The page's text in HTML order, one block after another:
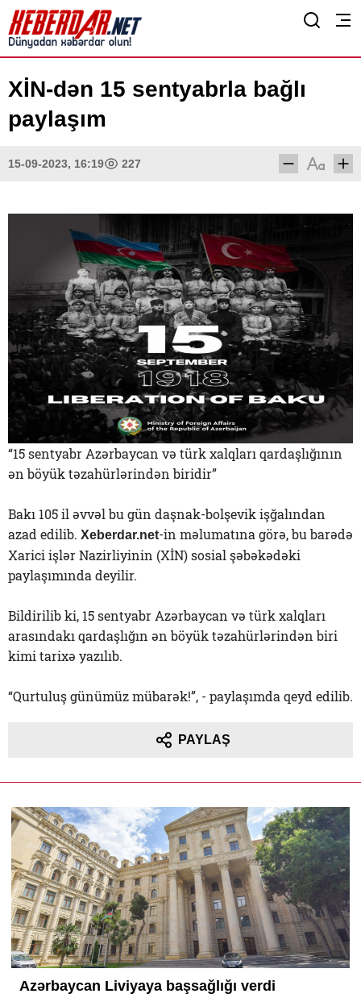
XİN-dən 15 sentyabrla bağlı
paylaşım
15-09-2023, 16:19 227
“15 sentyabr Azərbaycan və türk xalqları qardaşlığının
ən böyük təzahürlərindən biridir”
Bakı 105 il əvvəl bu gün daşnak-bolşevik işğalından
azad edilib. Xeberdar.net-in məlumatına görə, bu barədə
Xarici işlər Nazirliyinin (XİN) sosial şəbəkədəki
paylaşımında deyilir.
Bildirilib ki, 15 sentyabr Azərbaycan və türk xalqları
arasındakı qardaşlığın ən böyük təzahürlərindən biri
kimi tarixə yazılıb.
“Qurtuluş günümüz mübarək!”, - paylaşımda qeyd edilib.
PAYLAŞ
Azərbaycan Liviyaya başsağlığı verdi